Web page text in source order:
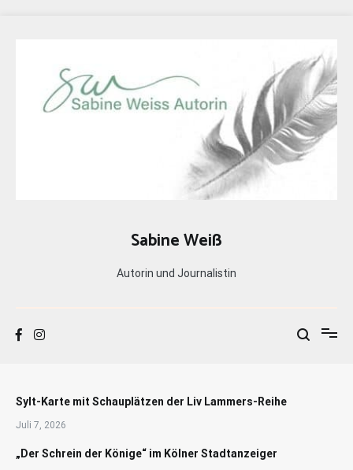
Sabine Weiß
Autorin und Journalistin
Sylt-Karte mit Schauplätzen der Liv Lammers-Reihe
Juli 7, 2026
„Der Schrein der Könige“ im Kölner Stadtanzeiger